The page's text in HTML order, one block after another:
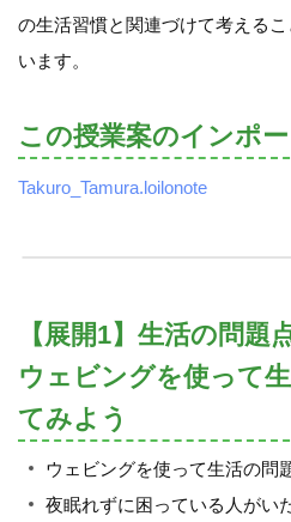
の生活習慣と関連づけて考える
います。
この授業案のインポ
Takuro_Tamura.loilonote
【展開1】生活の問
ウェビングを使って
てみよう
ウェビングを使って生活の問
夜眠れずに困っている人がい